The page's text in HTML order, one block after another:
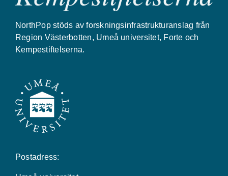
NorthPop stöds av forskningsinfrastrukturanslag från
Region Västerbotten, Umeå universitet, Forte och
Kempestiftelserna.
Postadress: